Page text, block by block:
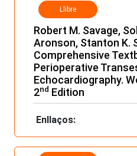
Llibre
Robert M. Savage,
Aronson, Stanton K.
Comprehensive
Perioperative
Echocardiography.
2nd Edition
Enllaços: